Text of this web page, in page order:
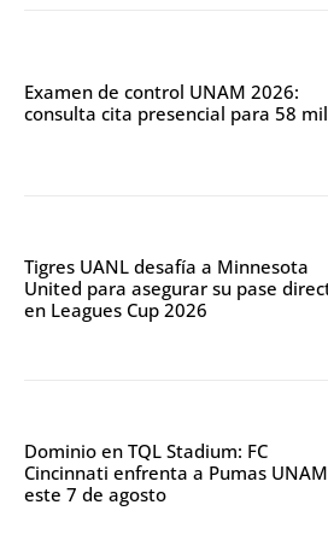
Examen de control UNAM 2026:
consulta cita presencial para 58 mil
Tigres UANL desafía a Minnesota
United para asegurar su pase
en Leagues Cup 2026
Dominio en TQL Stadium: FC
Cincinnati enfrenta a Pumas UNAM
este 7 de agosto